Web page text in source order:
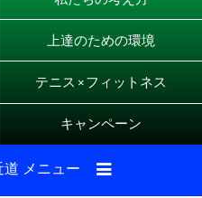
上達のための環境
テニス × フィットネス
キャンペーン
道 メニュー